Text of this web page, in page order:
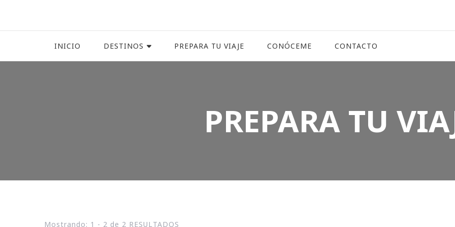
INICIO DESTINOS PREPARA TU VIAJE CONÓCEME CONTACTO
PREPARA TU
Mostrando: 1 - 2 de 2 RESULTADOS